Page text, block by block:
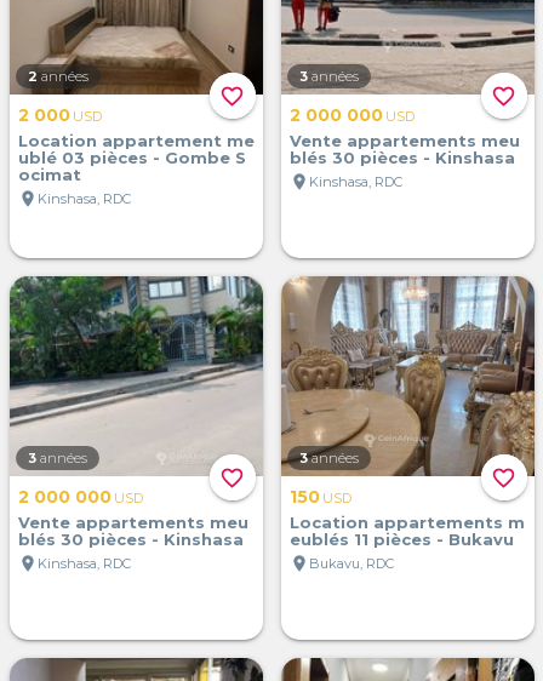
favorite_border
2 années
2 000 USD
Location appartement me
ublé 03 pièces - Gombe S
ocimat
location_on Kinshasa, RDC
favorite_border
3 années
2 000 000 USD
Vente appartements meu
blés 30 pièces - Kinshasa
location_on Kinshasa, RDC
favorite_border
3 années
2 000 000 USD
Vente appartements meu
blés 30 pièces - Kinshasa
location_on Kinshasa, RDC
favorite_border
3 années
150 USD
Location appartements m
eublés 11 pièces - Bukavu
location_on Bukavu, RDC